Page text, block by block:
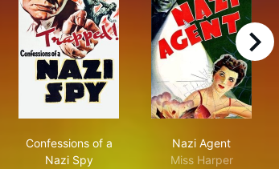
Confessions of a
Nazi Spy
Nazi Agent
Miss Harper
right